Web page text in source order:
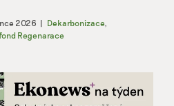
2026 | Dekarbonizace,
Regenarace